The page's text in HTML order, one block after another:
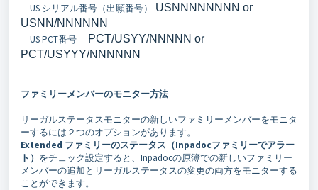
―US シリアル番号（出願番号）
USNNNNNNNN or
USNN/NNNNNN
―US PCT番号
PCT/USYY/NNNNN or
PCT/USYYY/NNNNNN
ファミリーメンバーのモニター方法
リーガルステータスモニターの新しいファミリーメンバーをモニタ
ーするには２つのオプションがあります。
Extended ファミリーのステータス（Inpadocファミリーでアラー
ト） をチェック設定すると、Inpadocの原簿での新しいファミリー
メンバーの追加とリーガルステータスの変更の両方をモニターする
ことができます。